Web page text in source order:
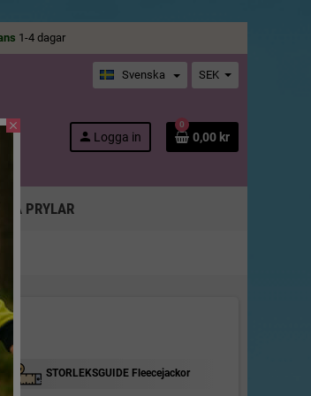
1-4 dagar
Svenska SEK
person Logga in
0
0,00 kr
PRYLAR
STORLEKSGUIDE Fleecejackor
close